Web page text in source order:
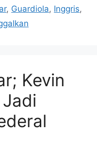
, Guardiola, Inggris,
Kevin